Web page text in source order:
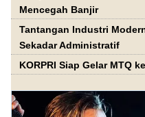
Mencegah Banjir
Tantangan Industri
Sekadar Administratif
KORPRI Siap Gelar MTQ